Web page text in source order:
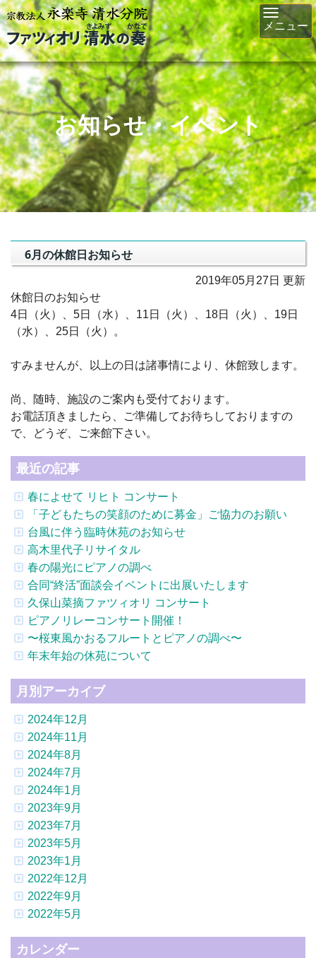
メニュー
お知らせ・イベント
6月の休館日お知らせ
2019年05月27日 更新
休館日のお知らせ
4日（火）、5日（水）、11日（火）、18日（火）、19日
（水）、25日（火）。
すみませんが、以上の日は諸事情により、休館致します。
尚、随時、施設のご案内も受付ております。
お電話頂きましたら、ご準備してお待ちしておりますの
で、どうぞ、ご来館下さい。
最近の記事
春によせて リヒト コンサート
「子どもたちの笑顔のために募金」ご協力のお願い
台風に伴う臨時休苑のお知らせ
高木里代子リサイタル
春の陽光にピアノの調べ
合同“終活”面談会イベントに出展いたします
久保山菜摘ファツィオリ コンサート
ピアノリレーコンサート開催！
〜桜東風かおるフルートとピアノの調べ〜
年末年始の休苑について
月別アーカイブ
2024年12月
2024年11月
2024年8月
2024年7月
2024年1月
2023年9月
2023年7月
2023年5月
2023年1月
2022年12月
2022年9月
2022年5月
カレンダー